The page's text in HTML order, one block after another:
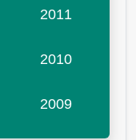
2011
2010
2009